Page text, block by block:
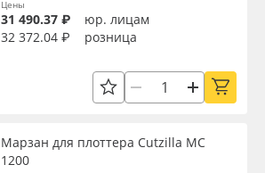
Цены
31 490.37 ₽
юр. лицам
32 372.04 ₽
розница
Марзан для плоттера Cutzilla MC
1200